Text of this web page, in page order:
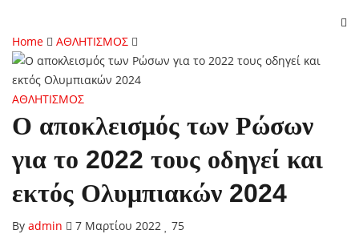
Home ΑΘΛΗΤΙΣΜΟΣ
ΑΘΛΗΤΙΣΜΟΣ
Ο αποκλεισμός των Ρώσων
για το 2022 τους οδηγεί και
εκτός Ολυμπιακών 2024
By admin 7 Μαρτίου 2022 75